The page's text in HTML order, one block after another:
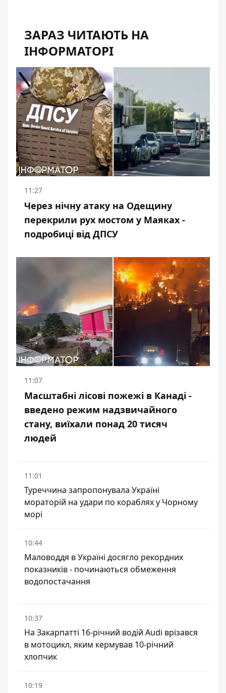
ЗАРАЗ ЧИТАЮТЬ НА
ІНФОРМАТОРІ
11:27
Через нічну атаку на Одещину
перекрили рух мостом у Маяках -
подробиці від ДПСУ
11:07
Масштабні лісові пожежі в Канаді -
введено режим надзвичайного
стану, виїхали понад 20 тисяч
людей
11:01
Туреччина запропонувала Україні
мораторій на удари по кораблях у Чорному
морі
10:44
Маловоддя в Україні досягло рекордних
показників - починаються обмеження
водопостачання
10:37
На Закарпатті 16-річний водій Audi врізався
в мотоцикл, яким кермував 10-річний
хлопчик
10:19